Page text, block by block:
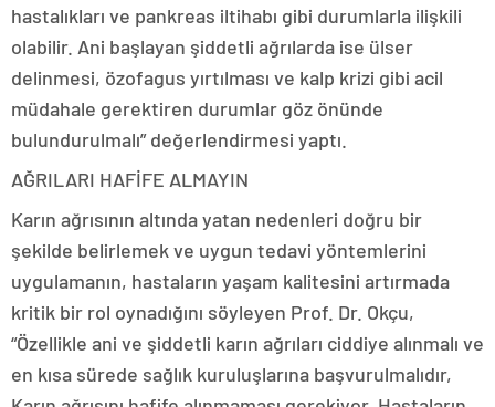
hastalıkları ve pankreas iltihabı gibi durumlarla ilişkili
olabilir. Ani başlayan şiddetli ağrılarda ise ülser
delinmesi, özofagus yırtılması ve kalp krizi gibi acil
müdahale gerektiren durumlar göz önünde
bulundurulmalı” değerlendirmesi yaptı.
AĞRILARI HAFİFE ALMAYIN
Karın ağrısının altında yatan nedenleri doğru bir
şekilde belirlemek ve uygun tedavi yöntemlerini
uygulamanın, hastaların yaşam kalitesini artırmada
kritik bir rol oynadığını söyleyen Prof. Dr. Okçu,
“Özellikle ani ve şiddetli karın ağrıları ciddiye alınmalı ve
en kısa sürede sağlık kuruluşlarına başvurulmalıdır,